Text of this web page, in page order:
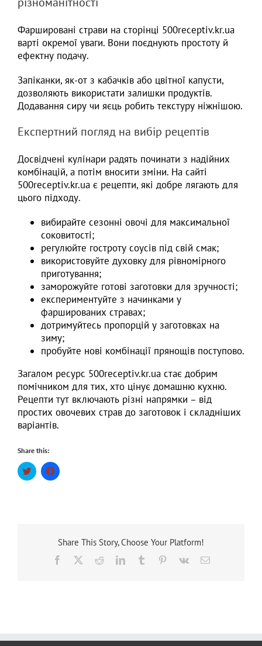
Фаршировані страви на сторінці 500receptiv.kr.ua
варті окремої уваги. Вони поєднують простоту й
ефектну подачу.
Запіканки, як-от з кабачків або цвітної капусти,
дозволяють використати залишки продуктів.
Додавання сиру чи яєць робить текстуру ніжнішою.
Експертний погляд на вибір рецептів
Досвідчені кулінари радять починати з надійних
комбінацій, а потім вносити зміни. На сайті
500receptiv.kr.ua є рецепти, які добре лягають для
цього підходу.
вибирайте сезонні овочі для максимальної
соковитості;
регулюйте гостроту соусів під свій смак;
використовуйте духовку для рівномірного
приготування;
заморожуйте готові заготовки для зручності;
експериментуйте з начинками у
фаршированих стравах;
дотримуйтесь пропорцій у заготовках на
зиму;
пробуйте нові комбінації прянощів поступово.
Загалом ресурс 500receptiv.kr.ua стає добрим
помічником для тих, хто цінує домашню кухню.
Рецепти тут включають різні напрямки – від
простих овочевих страв до заготовок і складніших
варіантів.
Share this:
Click
to
Click
to
Share This Story, Choose Your Platform!
Facebook RedditLinkedInTumblr Pinterest
Vk Email